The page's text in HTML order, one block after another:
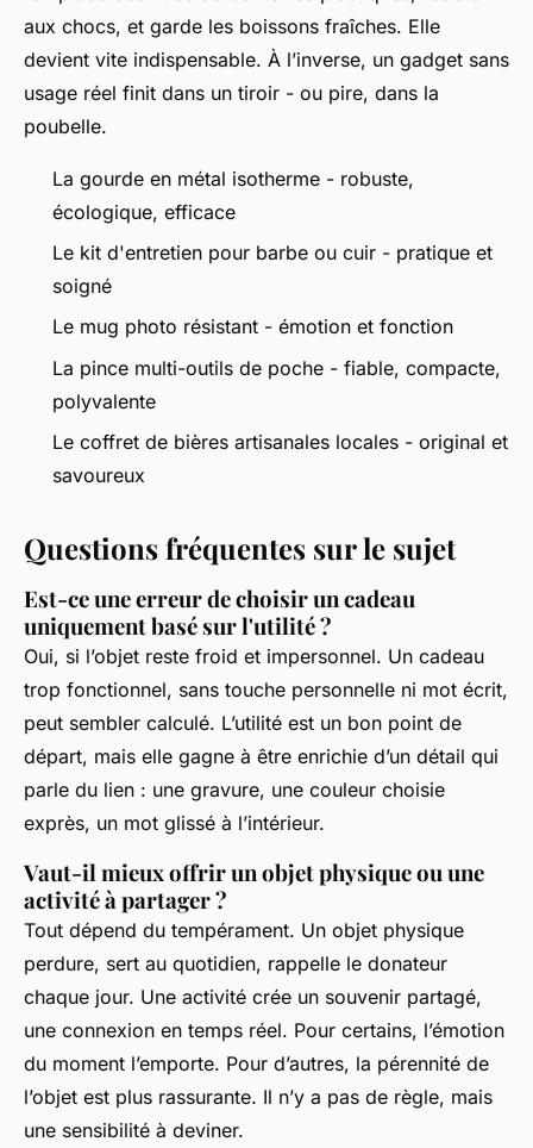
aux chocs, et garde les boissons fraîches. Elle
devient vite indispensable. À l’inverse, un gadget sans
usage réel finit dans un tiroir - ou pire, dans la
poubelle.
La gourde en métal isotherme - robuste,
écologique, efficace
Le kit d'entretien pour barbe ou cuir - pratique et
soigné
Le mug photo résistant - émotion et fonction
La pince multi-outils de poche - fiable, compacte,
polyvalente
Le coffret de bières artisanales locales - original et
savoureux
Questions fréquentes sur le sujet
Est-ce une erreur de choisir un cadeau
uniquement basé sur l'utilité ?
Oui, si l’objet reste froid et impersonnel. Un cadeau
trop fonctionnel, sans touche personnelle ni mot écrit,
peut sembler calculé. L’utilité est un bon point de
départ, mais elle gagne à être enrichie d’un détail qui
parle du lien : une gravure, une couleur choisie
exprès, un mot glissé à l’intérieur.
Vaut-il mieux offrir un objet physique ou une
activité à partager ?
Tout dépend du tempérament. Un objet physique
perdure, sert au quotidien, rappelle le donateur
chaque jour. Une activité crée un souvenir partagé,
une connexion en temps réel. Pour certains, l’émotion
du moment l’emporte. Pour d’autres, la pérennité de
l’objet est plus rassurante. Il n’y a pas de règle, mais
une sensibilité à deviner.